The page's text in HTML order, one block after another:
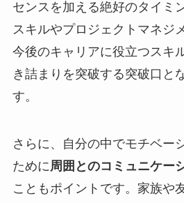
センスを加える絶好のタイミ
スキルやプロジェクトマネジ
今後のキャリアに役立つスキ
き詰まりを突破する突破口と
す。
さらに、自分の中でモチベー
ために周囲とのコミュニケー
こともポイントです。家族や